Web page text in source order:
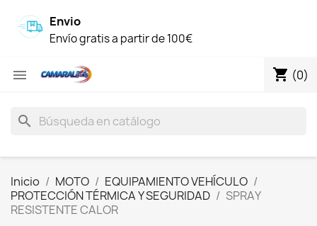
Envio
Envío gratis a partir de 100€
 shopping_cart (0)
search
Inicio MOTO
EQUIPAMIENTO VEHÍCULO
PROTECCIÓN TÉRMICA Y SEGURIDAD
SPRAY
RESISTENTE CALOR